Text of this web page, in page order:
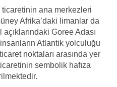
ticaretinin ana merkezleri
Afrika’daki limanlar da
Goree Adası
Atlantik yolculuğu
noktaları arasında yer
sembolik hafıza